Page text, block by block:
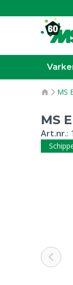
MS
MS
Art.nr.: